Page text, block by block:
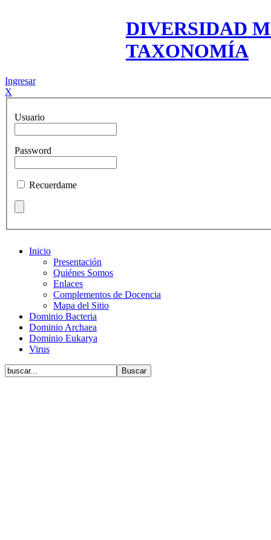
DIVERSIDAD
TAXONOMÍA
Ingresar
X
Usuario
Password
Recuerdame
Inicio
Presentación
Quiénes Somos
Enlaces
Complementos de Docencia
Mapa del Sitio
Dominio Bacteria
Dominio Archaea
Dominio Eukarya
Virus